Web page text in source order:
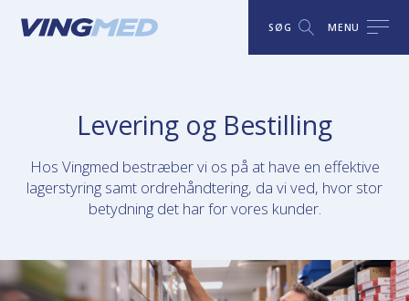
SØG MENU
Levering og Bestilling
Hos Vingmed bestræber vi os på at have en effektive
lagerstyring samt ordrehåndtering, da vi ved, hvor stor
betydning det har for vores kunder.